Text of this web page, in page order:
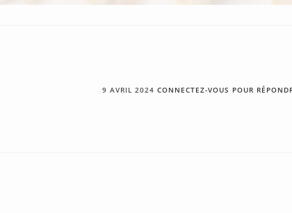
9 AVRIL 2024 CONNECTEZ-VOUS POUR